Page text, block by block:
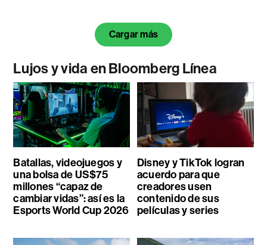
Cargar más
Lujos y vida en Bloomberg Línea
Batallas, videojuegos y
una bolsa de US$75
millones “capaz de
cambiar vidas”: así es la
Esports World Cup 2026
Disney y TikTok logran
acuerdo para que
creadores usen
contenido de sus
películas y series